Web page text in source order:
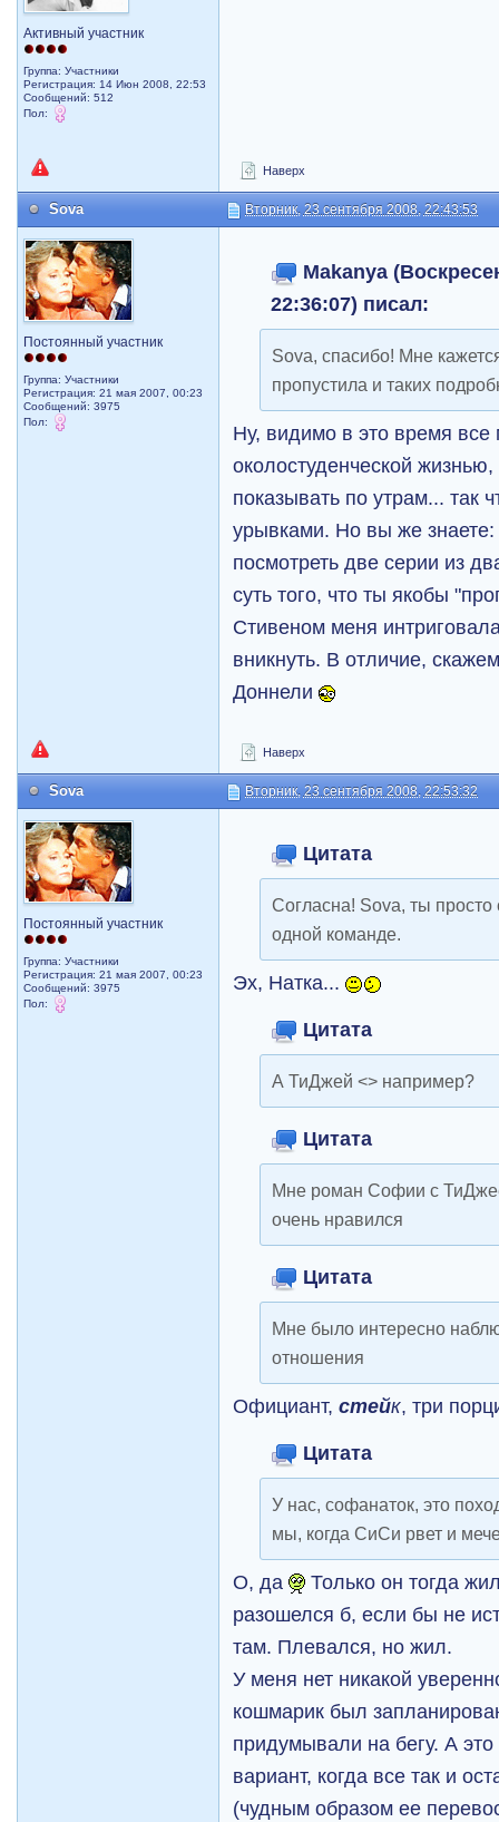
Активный участник
Группа: Участники
Регистрация: 14 Июн 2008, 22:53
Сообщений: 512
Пол:
Наверх
Sova Вторник, 23 сентября 2008, 22:43:53
Постоянный участник
Группа: Участники
Регистрация: 21 мая 2007, 00:23
Сообщений: 3975
Пол:
Makanya
22:36:07) писал:
Sova, спасибо! Мне
пропустила и таких
Ну, видимо в это время
околостуденческой
показывать по утрам... так
урывками. Но вы же
посмотреть две серии из
суть того, что ты якобы
Стивеном меня
вникнуть. В отличие,
Доннели
Наверх
Sova Вторник, 23 сентября 2008, 22:53:32
Постоянный участник
Группа: Участники
Регистрация: 21 мая 2007, 00:23
Сообщений: 3975
Пол:
Цитата
Согласна! Sova, ты
одной команде.
Эх, Натка...
Цитата
А ТиДжей <> например?
Цитата
Мне роман Софии с
очень нравился
Цитата
Мне было интересно
отношения
Официант,стейк, три
Цитата
У нас, софанаток, это
мы, когда СиСи рвет и
О, да
Только он тогда
разошелся б, если бы не
там. Плевался, но жил.
У меня нет никакой
кошмарик был
придумывали на бегу. А
вариант, когда все так и
(чудным образом ее